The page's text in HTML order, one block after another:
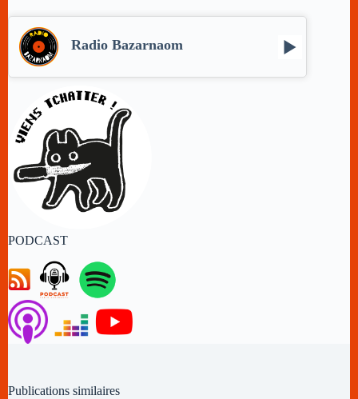
Radio Bazarnaom
PODCAST
Publications similaires